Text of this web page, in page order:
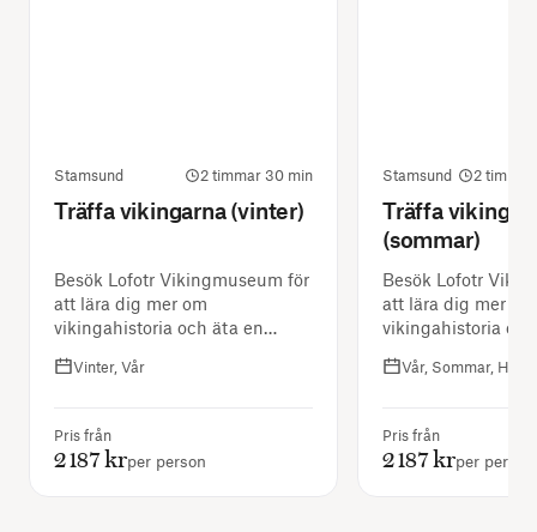
Stamsund 2 timmar 30 min
Träffa vikingarna (vinter)
Besök Lofotr Vikingmuseum för
att lära dig mer om
vikingahistoria och äta en
Vinter, Vår
Pris från
2 187 krper person
Stamsund 2
Träffa
(sommar)
Besök Lofotr
att lära dig mer om
vikingahistoria
Vår, Sommar, Höst
Pris från
2 187 krper person